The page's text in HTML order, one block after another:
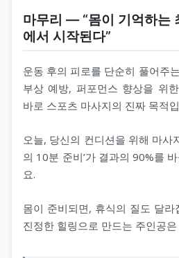
마무리 — “몸이 기억하는
에서 시작된다”
운동 후의 피로를 단순히 풀어주
부상 예방, 퍼포먼스 향상을 위
바로 스포츠 마사지의 진짜 목적
오늘, 당신의 컨디션을 위해 마사
의 10분 준비’가 결과의 90%를
요.
몸이 준비되면, 휴식의 질도 달라
진정한 힐링으로 만드는 주인공